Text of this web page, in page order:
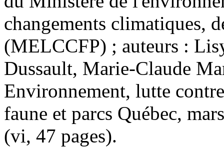
changements climatiques,
(MELCCFP) ; auteurs :
Dussault, Marie-Claude
Environnement, lutte
faune et parcs Québec,
(vi, 47 pages).